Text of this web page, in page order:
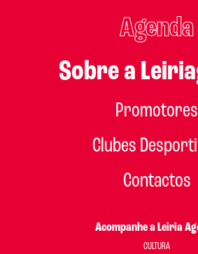
Agenda
Sobre a
Promotores
Clubes
Contactos
Acompanhe a Leiria
CULTURA